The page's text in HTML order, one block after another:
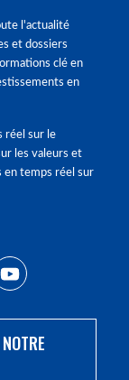
l'actualité
et dossiers
clé en
en
réel sur le
les valeurs et
en temps réel sur